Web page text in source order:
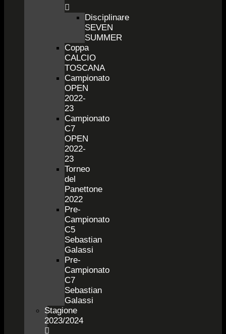
Disciplinare
SEVEN
SUMMER
Coppa
CALCIO
TOSCANA
Campionato
OPEN
2022-
23
Campionato
C7
OPEN
2022-
23
Torneo
del
Panettone
2022
Pre-
Campionato
C5
Sebastian
Galassi
Pre-
Campionato
C7
Sebastian
Galassi
Stagione
2023/2024